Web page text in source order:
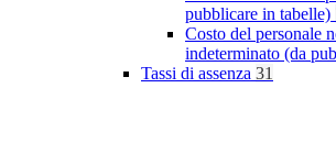
pubblicare in tabelle)
Costo del personale
indeterminato (da
Tassi di assenza 31